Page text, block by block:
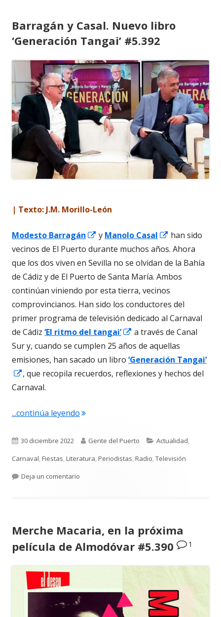
Barragán y Casal. Nuevo libro
‘Generación Tangai’ #5.392
| Texto: J.M. Morillo-León
Modesto Barragán
Abrir
en
una
ventana
nueva
y Manolo Casal
Abrir
en
una
ventana
nueva
han sido
vecinos de El Puerto durante muchos años. Ahora
que los dos viven en Sevilla no se olvidan de la Bahía
de Cádiz y de El Puerto de Santa María. Ambos
continúan viniendo por esta tierra, vecinos
comprovincianos. Han sido los conductores del
primer programa de televisión dedicado al Carnaval
de Cádiz ‘El ritmo del tangai’
Abrir
en
una
ventana
a través de Canal
Sur y, cuando se cumplen 25 años de aquellas
emisiones, han sacado un libro ‘Generación Tangai’
Abrir
en
ventana
, que recopila recuerdos, reflexiones y hechos del
Carnaval.
...continúa leyendo"Barragán y Casal. Nuevo libro
Publicado
el
30 diciembre 2022 Autor
Gente del Puerto Categorías
Actualidad,
Carnaval,Fiestas,Literatura,Periodistas,Radio,Televisión
Deja un comentario
Merche Macaria, en la próxima
película de Almodóvar #5.390
1